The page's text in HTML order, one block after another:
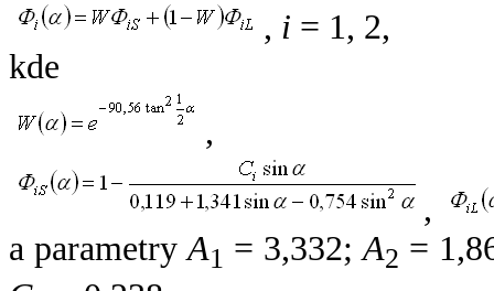
, i = 1, 2,
kde
,
,
a parametryA1 = 3,332;A2 =